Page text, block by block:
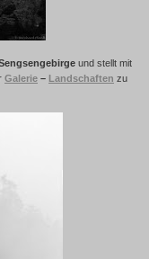
und stellt mit
Galerie – Landschaften zu